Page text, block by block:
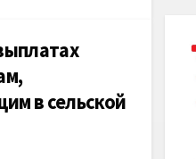
в сельской